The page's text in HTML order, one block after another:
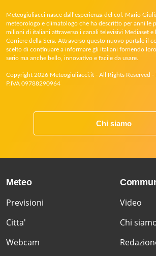
Meteogiuliacci nasce dall’esperienza del col. Mario
meteorologo e climatologo che ha descritto per anni le
milioni di italiani attraverso i canali televisivi Mediaset e
Corriere della Sera. Attraverso questo nuovo portale il
scelto di continuare a informare gli italiani fornendo
serio ma anche bello, innovativo e facile da usare.
Copyright 2026 Meteogiuliacci.it - All Rights Reserved -
P.IVA 09788290964
Chi siamo
Meteo
Previsioni
Citta'
Webcam
Video
Chi